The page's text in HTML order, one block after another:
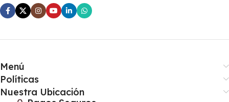
Menú
Políticas
Nuestra Ubicación